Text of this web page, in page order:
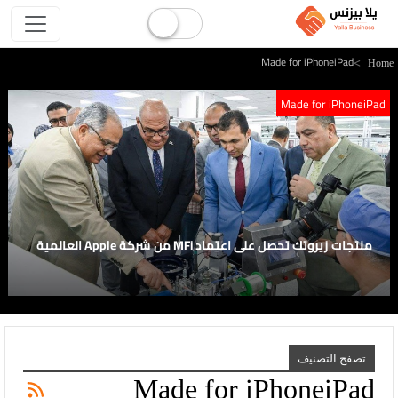
Made for iPhoneiPad
Made for iPhoneiPad
منتجات زيروتك تحصل على اعتماد MFi من شركة Apple العالمية
تصفح التصنيف
Made for iPhoneiPad